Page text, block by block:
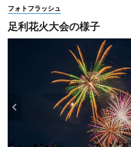
フォトフラッシュ
足利花火大会の様子